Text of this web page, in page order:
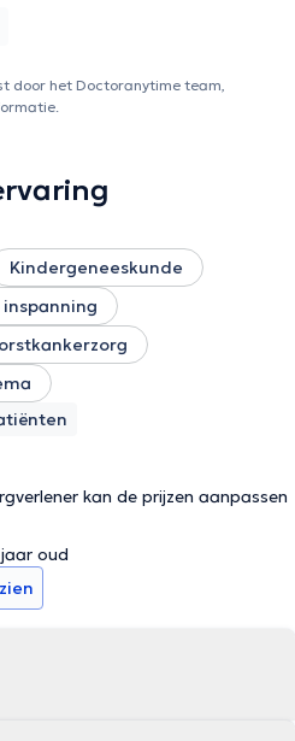
door het Doctoranytime team,
Kindergeneeskunde
kan de prijzen aanpassen
oud